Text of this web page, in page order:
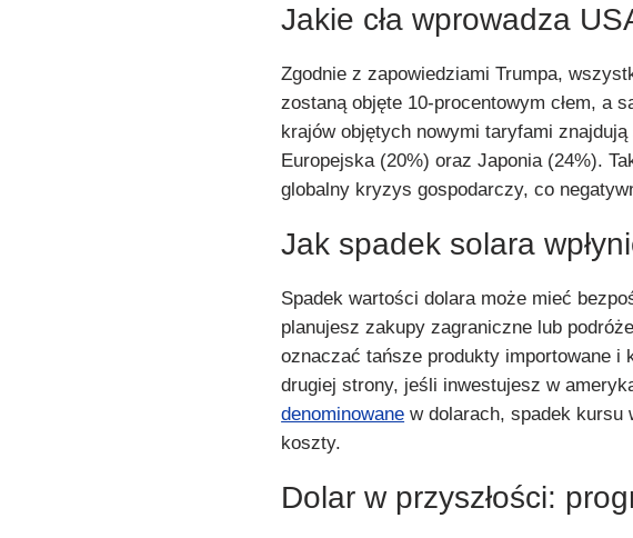
Jakie cła wprowadza
Zgodnie z zapowiedziami Trumpa,
zostaną objęte 10-procentowym cłem, a
krajów objętych nowymi taryfami
Europejska (20%) oraz Japonia (24%).
globalny kryzys gospodarczy, co
Jak spadek solara
Spadek wartości dolara może mieć
planujesz zakupy zagraniczne lub
oznaczać tańsze produkty importowane
drugiej strony, jeśli inwestujesz w
denominowane w dolarach, spadek kursu
koszty.
Dolar w przyszłości: